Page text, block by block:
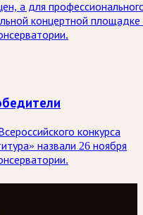
а для
концертной
конкурса
назвали 26 ноября